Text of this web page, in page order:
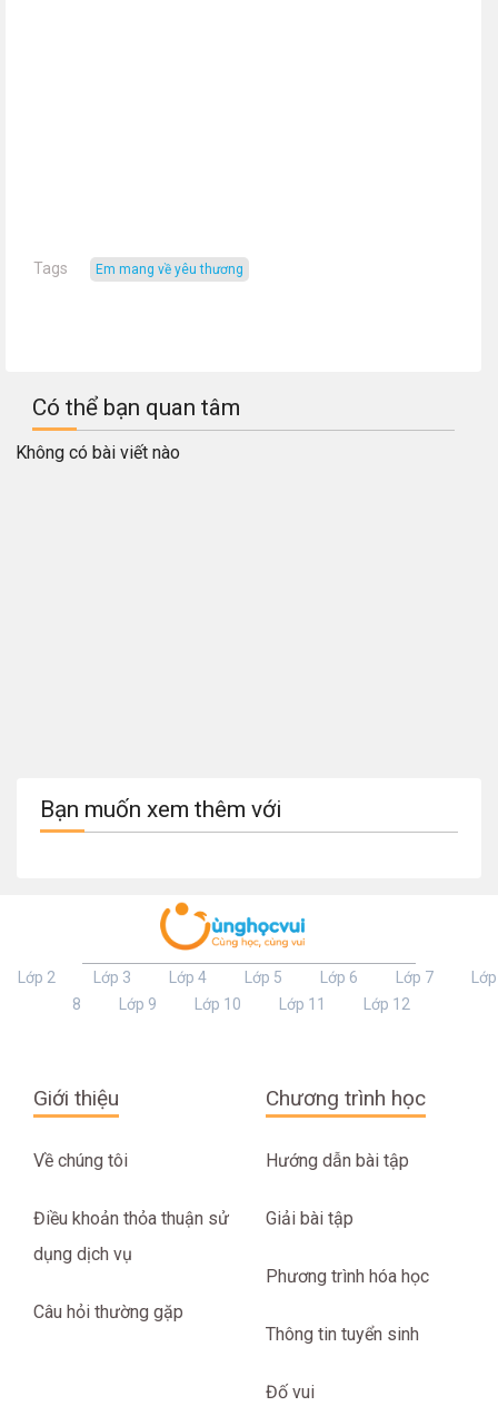
Tags Em mang về yêu thương
Có thể bạn quan tâm
Không có bài viết nào
Bạn muốn xem thêm với
Lớp 2 Lớp 3 Lớp 4 Lớp 5 Lớp 6 Lớp 7
Lớp
8
Lớp 9 Lớp 10 Lớp 11 Lớp 12
Giới thiệu
Về chúng tôi
Điều khoản thỏa thuận sử
dụng dịch vụ
Câu hỏi thường gặp
Chương trình học
Hướng dẫn bài tập
Giải bài tập
Phương trình hóa học
Thông tin tuyển sinh
Đố vui